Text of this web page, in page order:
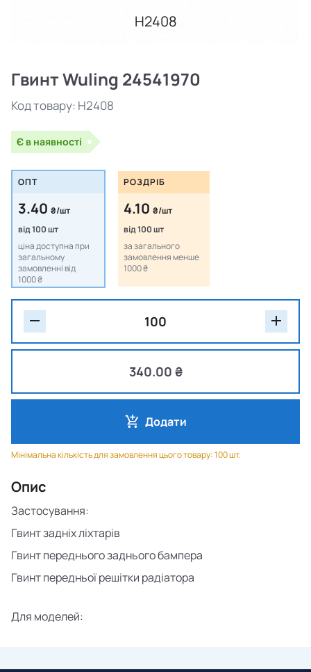
H2408
Гвинт Wuling 24541970
Код товару: H2408
Є в наявності
ОПТ
3.40 ₴/шт
від 100 шт
ціна доступна при
загальному
замовленні від
1000 ₴
РОЗДРІБ
4.10 ₴/шт
від 100 шт
за загального
замовлення менше
1000 ₴
340.00 ₴
Додати
Мінімальна кількість для замовлення цього товару: 100 шт.
Опис
Застосування:
Гвинт задніх ліхтарів
Гвинт переднього заднього бампера
Гвинт передньої решітки радіатора
Для моделей: